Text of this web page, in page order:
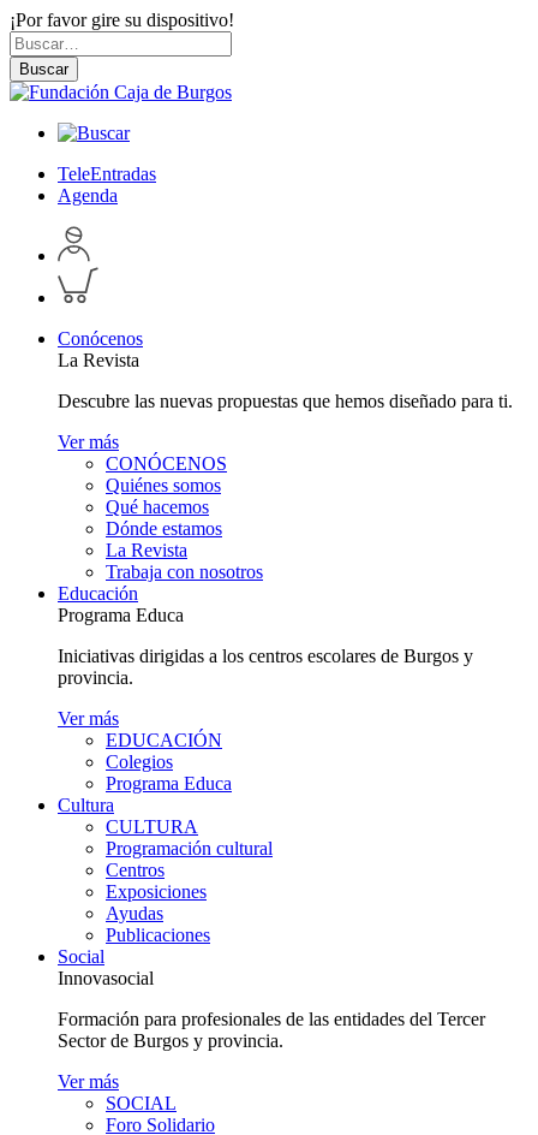
¡Por favor gire su dispositivo!
Skip
to
content
Buscar
por:Buscar
TeleEntradas
Agenda
Acceder
a
perfil
personal
Inspeccionar
carrito
Conócenos
La Revista
Descubre las nuevas propuestas que hemos diseñado para ti.
Ver más
CONÓCENOS
Quiénes somos
Qué hacemos
Dónde estamos
La Revista
Trabaja con nosotros
Educación
Programa Educa
Iniciativas dirigidas a los centros escolares de Burgos y
provincia.
Ver más
EDUCACIÓN
Colegios
Programa Educa
Cultura
CULTURA
Programación cultural
Centros
Exposiciones
Ayudas
Publicaciones
Social
Innovasocial
Formación para profesionales de las entidades del Tercer
Sector de Burgos y provincia.
Ver más
SOCIAL
Foro Solidario